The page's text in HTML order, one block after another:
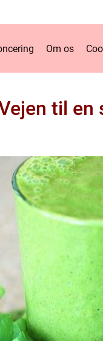
Om os
til